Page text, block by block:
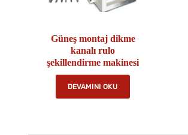
Güneş montaj dikme
kanalı rulo
şekillendirme makinesi
DEVAMINI OKU